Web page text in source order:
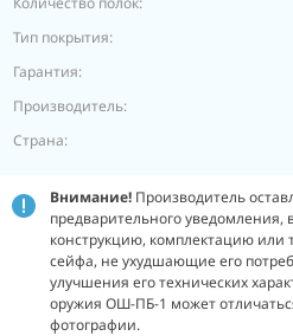
Тип покрытия:
Гарантия:
Производитель:
Страна:
Внимание! Производитель
предварительного уведомления,
конструкцию, комплектацию или
сейфа, не ухудшающие его
улучшения его технических
оружия ОШ-ПБ-1 может
фотографии.